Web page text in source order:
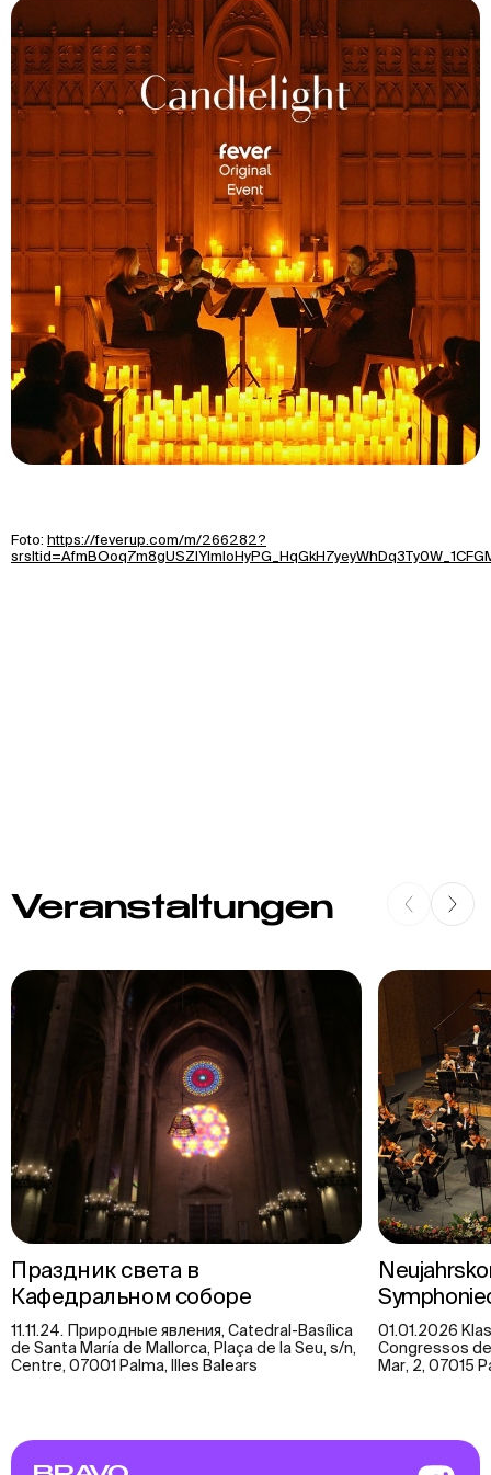
Foto: https://feverup.com/m/266282?
Veranstaltungen
Праздник света в
Кафедральном соборе
11.11.24. Природные явления, Catedral-Basílica
de Santa María de Mallorca, Plaça de la Seu, s/n,
Centre, 07001 Palma, Illes Balears
01.01.2026
Congressos
Mar, 2, 07015